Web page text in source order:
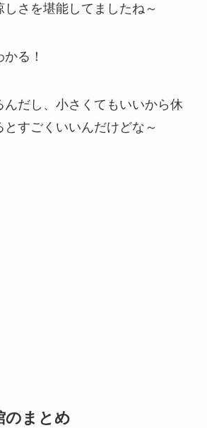
さを堪能してましたね～
る！
んだし、小さくてもいいから休
すごくいいんだけどな～
のまとめ